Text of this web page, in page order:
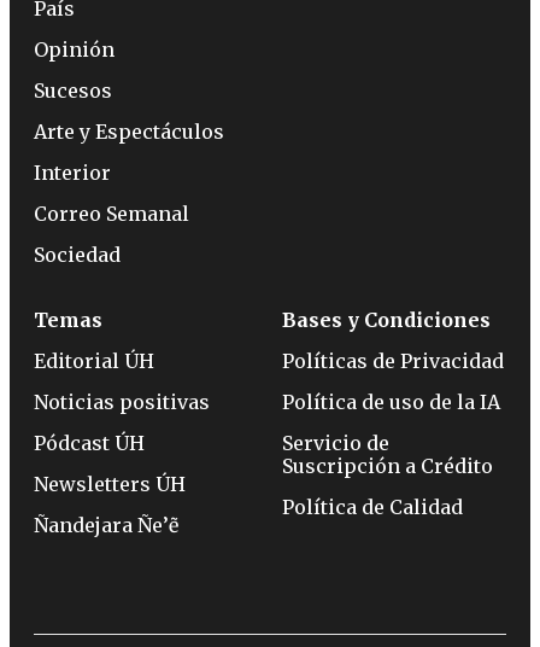
País
Opinión
Sucesos
Arte y Espectáculos
Interior
Correo Semanal
Sociedad
Temas
Editorial ÚH
Noticias positivas
Pódcast ÚH
Newsletters ÚH
Ñandejara Ñe’ẽ
Bases y Condiciones
Políticas de Privacidad
Política de uso de la IA
Servicio de
Suscripción a Crédito
Política de Calidad